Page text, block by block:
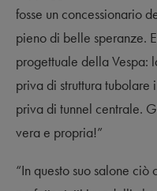
fosse un concessionario
pieno di belle speranze.
progettuale della Vespa:
priva di struttura
priva di tunnel centrale.
vera e propria!”
“In questo suo salone